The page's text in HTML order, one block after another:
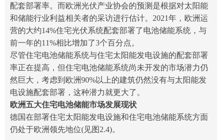
配套部署率。而欧洲光伏产业协会的预测是根据对太阳能
和储能行业利益相关者的采访进行估计。2021年，欧洲运
营的大约14%住宅光伏系统配套部署了电池储能系统，与
前一年的11%相比增加了3个百分点。
尽管住宅电池储能系统与住宅太阳能发电设施的配套部署
率正在提高，但住宅电池储能系统尚未开发的市场潜力仍
然巨大，考虑到欧洲90%以上的建筑仍然没有与太阳能发
电设施配套部署，这种潜力就更大了。
欧洲五大住宅电池储能市场发展现状
德国在部署住宅太阳能发电设施和住宅电池储能系统方面
仍处于欧洲领先地位(见图2.4)。